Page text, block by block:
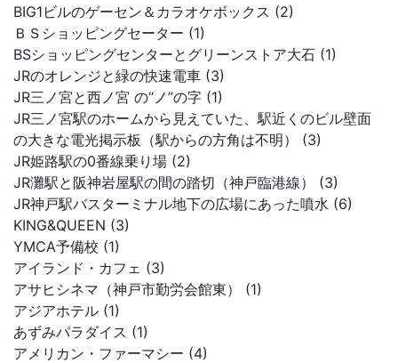
BIG1ビルのゲーセン＆カラオケボックス (2)
ＢＳショッピングセーター (1)
BSショッピングセンターとグリーンストア大石 (1)
JRのオレンジと緑の快速電車 (3)
JR三ノ宮と西ノ宮 の“ノ”の字 (1)
JR三ノ宮駅のホームから見えていた、駅近くのビル壁面
の大きな電光掲示板（駅からの方角は不明） (3)
JR姫路駅の0番線乗り場 (2)
JR灘駅と阪神岩屋駅の間の踏切（神戸臨港線） (3)
JR神戸駅バスターミナル地下の広場にあった噴水 (6)
KING&QUEEN (3)
YMCA予備校 (1)
アイランド・カフェ (3)
アサヒシネマ（神戸市勤労会館東） (1)
アジアホテル (1)
あずみパラダイス (1)
アメリカン・ファーマシー (4)